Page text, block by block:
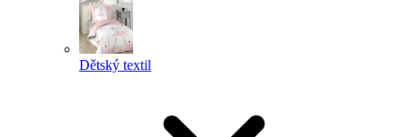
Dětský textil